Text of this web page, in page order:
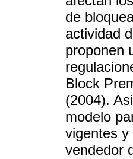
de
actividad
proponen
Block
(2004).
modelo
vigentes y
vendedor